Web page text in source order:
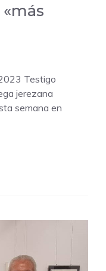
Testigo
jerezana
semana en